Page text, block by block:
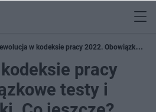
w kodeksie pracy 2022. Obowiązkowe
[LISTA]
pracy
testy i